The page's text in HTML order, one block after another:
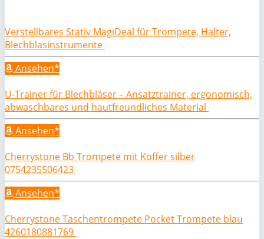
Verstellbares Stativ MagiDeal für Trompete, Halter,
Blechblasinstrumente
Ansehen*
U-Trainer für Blechbläser – Ansatztrainer, ergonomisch,
abwaschbares und hautfreundliches Material
Ansehen*
Cherrystone Bb Trompete mit Koffer silber
0754235506423
Ansehen*
Cherrystone Taschentrompete Pocket Trompete blau
4260180881769